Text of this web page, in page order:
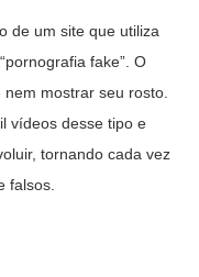
de um site que utiliza
fake”. O
mostrar seu rosto.
vídeos desse tipo e
tornando cada vez
falsos.